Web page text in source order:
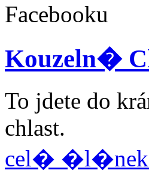
Facebooku
Kouzeln�
To jdete do
chlast.
cel� �l�nek